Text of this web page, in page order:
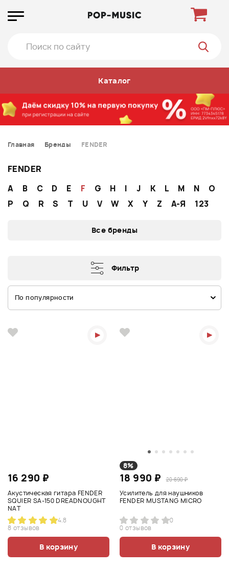
Каталог
Главная Бренды FENDER
FENDER
A B C D E F G H I J K L M N
O
P
Q R S T U V W X Y Z А-Я 123
Все бренды
Фильтр
По популярности
16 290 ₽
Акустическая гитара FENDER
SQUIER SA-150 DREADNOUGHT
NAT
4.8
8 отзывов
В корзину
8%
18 990 ₽ 20 690 ₽
Усилитель для наушников
FENDER MUSTANG MICRO
0
0 отзывов
В корзину